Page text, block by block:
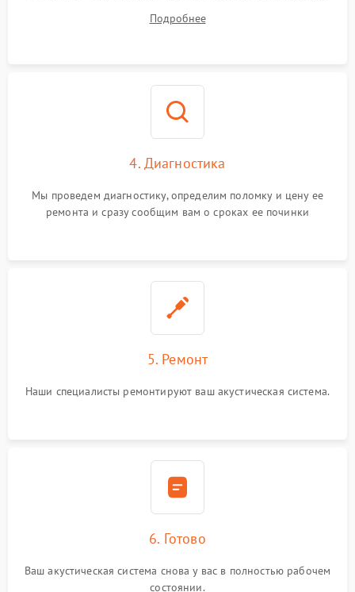
Подробнее
4. Диагностика
Мы проведем диагностику, определим поломку и цену ее
ремонта и сразу сообщим вам о сроках ее починки
5. Ремонт
Наши специалисты ремонтируют ваш акустическая система.
6. Готово
Ваш акустическая система снова у вас в полностью рабочем
состоянии.